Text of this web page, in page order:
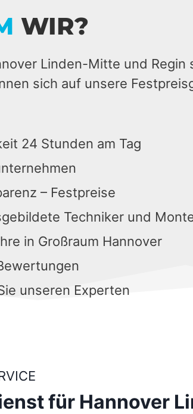
WIR?
Linden-Mitte und Regin
sich auf unsere
24 Stunden am Tag
– Festpreise
Techniker und
in Großraum Hannover
unseren Experten
für Hannover